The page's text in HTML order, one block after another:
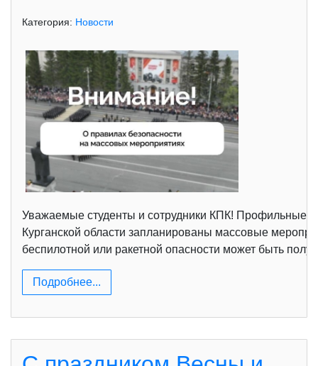
Категория: Новости
Уважаемые студенты и сотрудники КПК! Профильные
Курганской области запланированы массовые
беспилотной или ракетной опасности может быть
Подробнее...